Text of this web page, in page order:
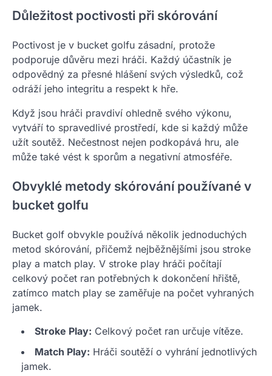
Důležitost poctivosti při skórování
Poctivost je v bucket golfu zásadní, protože
podporuje důvěru mezi hráči. Každý účastník je
odpovědný za přesné hlášení svých výsledků, což
odráží jeho integritu a respekt k hře.
Když jsou hráči pravdiví ohledně svého výkonu,
vytváří to spravedlivé prostředí, kde si každý může
užít soutěž. Nečestnost nejen podkopává hru, ale
může také vést k sporům a negativní atmosféře.
Obvyklé metody skórování používané v
bucket golfu
Bucket golf obvykle používá několik jednoduchých
metod skórování, přičemž nejběžnějšími jsou stroke
play a match play. V stroke play hráči počítají
celkový počet ran potřebných k dokončení hřiště,
zatímco match play se zaměřuje na počet vyhraných
jamek.
Stroke Play: Celkový počet ran určuje vítěze.
Match Play: Hráči soutěží o vyhrání jednotlivých
jamek.